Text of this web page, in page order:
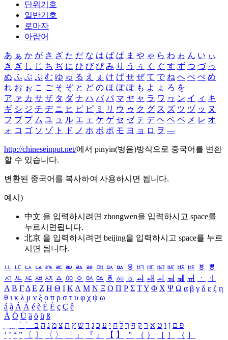
단위기호
일반기호
로마자
아랍어
あ ぁ か が さ ざ た だ な は ば ぱ ま や ゃ ら わ ゎ ん い ぃ
き ぎ し じ ち ぢ に ひ び ぴ み り う ぅ く ぐ す ず つ づ っ
ぬ ふ ぶ ぷ む ゆ ゅ る え ぇ け げ せ ぜ て で ね へ べ ぺ め
れ お ぉ こ ご そ ぞ と ど の ほ ぼ ぽ も よ ょ ろ を
ア ァ カ サ ザ タ ダ ナ ハ バ パ マ ヤ ャ ラ ワ ヮ ン イ ィ キ
ギ シ ジ チ ヂ ニ ヒ ビ ピ ミ リ ウ ゥ ク グ ス ズ ツ ヅ ッ ヌ
フ ブ プ ム ユ ュ ル エ ェ ケ ゲ セ ゼ テ デ ヘ ベ ペ メ レ オ
ォ コ ゴ ソ ゾ ト ド ノ ホ ボ ポ モ ヨ ョ ロ ヲ ―
http://chineseinput.net/에서 pinyin(병음)방식으로 중국어를 변환
할 수 있습니다.
변환된 중국어를 복사하여 사용하시면 됩니다.
예시)
中文 을 입력하시려면 zhongwen을 입력하시고 space를
누르시면됩니다.
北京 을 입력하시려면 beijing을 입력하시고 space를 누르
시면 됩니다.
ㅥ ㅦ ㅧ ㅨ ㅩ ㅪ ㅫ ㅬ ㅭ ㅮ ㅯ ㅰ ㅱ ㅲ ㅳ ㅴ ㅵ ㅶ ㅷ ㅸ
ㅹ
ㅺ ㅻ ㅼ ㅽ ㅾ ㅿ ㆀ ㆁ ㆂ ㆃ ㆄ ㆅ ㆆ ㆇ ㆈ ㆉ ㆊ ㆋ ㆌ ㆍ
ㆎ
Α Β ΓΔ Ε Ζ Η Θ Ι ΚΛ Μ Ν Ξ Ο Π Ρ Σ ΤΥ Φ Χ Ψ Ω α β γ δ ε ζ η
θ ι κ λ μ ν ξ ο π ρ σ τ υ φ χ ψ ω
á à Á À é è É È ç Ç ê
Ä Ö Ü ä ö ü ß
ִֶֹ ֻּ ׁׂ פ ם ן ו ט א ר ק ף ך ל ח י ע כ ג ד ש ץ ת צ מ נ ה ב
‘ ’ “ ” 〔 〕 〈 〉 「 」 『 』 【 】 ＂ （ ） ［ ］ ｛ ｝